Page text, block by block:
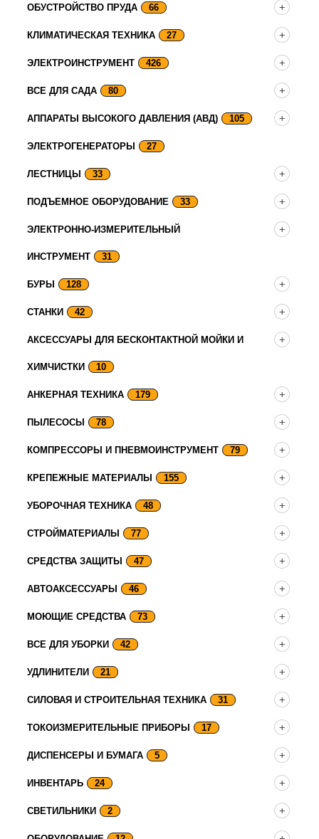
ОБУСТРОЙСТВО ПРУДА 66
КЛИМАТИЧЕСКАЯ ТЕХНИКА 27
ЭЛЕКТРОИНСТРУМЕНТ 426
ВСЕ ДЛЯ САДА 80
АППАРАТЫ ВЫСОКОГО ДАВЛЕНИЯ (АВД) 105
ЭЛЕКТРОГЕНЕРАТОРЫ 27
ЛЕСТНИЦЫ 33
ПОДЪЕМНОЕ ОБОРУДОВАНИЕ 33
ЭЛЕКТРОННО-ИЗМЕРИТЕЛЬНЫЙ
ИНСТРУМЕНТ 31
БУРЫ 128
СТАНКИ 42
АКСЕССУАРЫ ДЛЯ БЕСКОНТАКТНОЙ МОЙКИ И
ХИМЧИСТКИ 10
АНКЕРНАЯ ТЕХНИКА 179
ПЫЛЕСОСЫ 78
КОМПРЕССОРЫ И ПНЕВМОИНСТРУМЕНТ 79
КРЕПЕЖНЫЕ МАТЕРИАЛЫ 155
УБОРОЧНАЯ ТЕХНИКА 48
СТРОЙМАТЕРИАЛЫ 77
СРЕДСТВА ЗАЩИТЫ 47
АВТОАКСЕССУАРЫ 46
МОЮЩИЕ СРЕДСТВА 73
ВСЕ ДЛЯ УБОРКИ 42
УДЛИНИТЕЛИ 21
СИЛОВАЯ И СТРОИТЕЛЬНАЯ ТЕХНИКА 31
ТОКОИЗМЕРИТЕЛЬНЫЕ ПРИБОРЫ 17
ДИСПЕНСЕРЫ И БУМАГА 5
ИНВЕНТАРЬ 24
СВЕТИЛЬНИКИ 2